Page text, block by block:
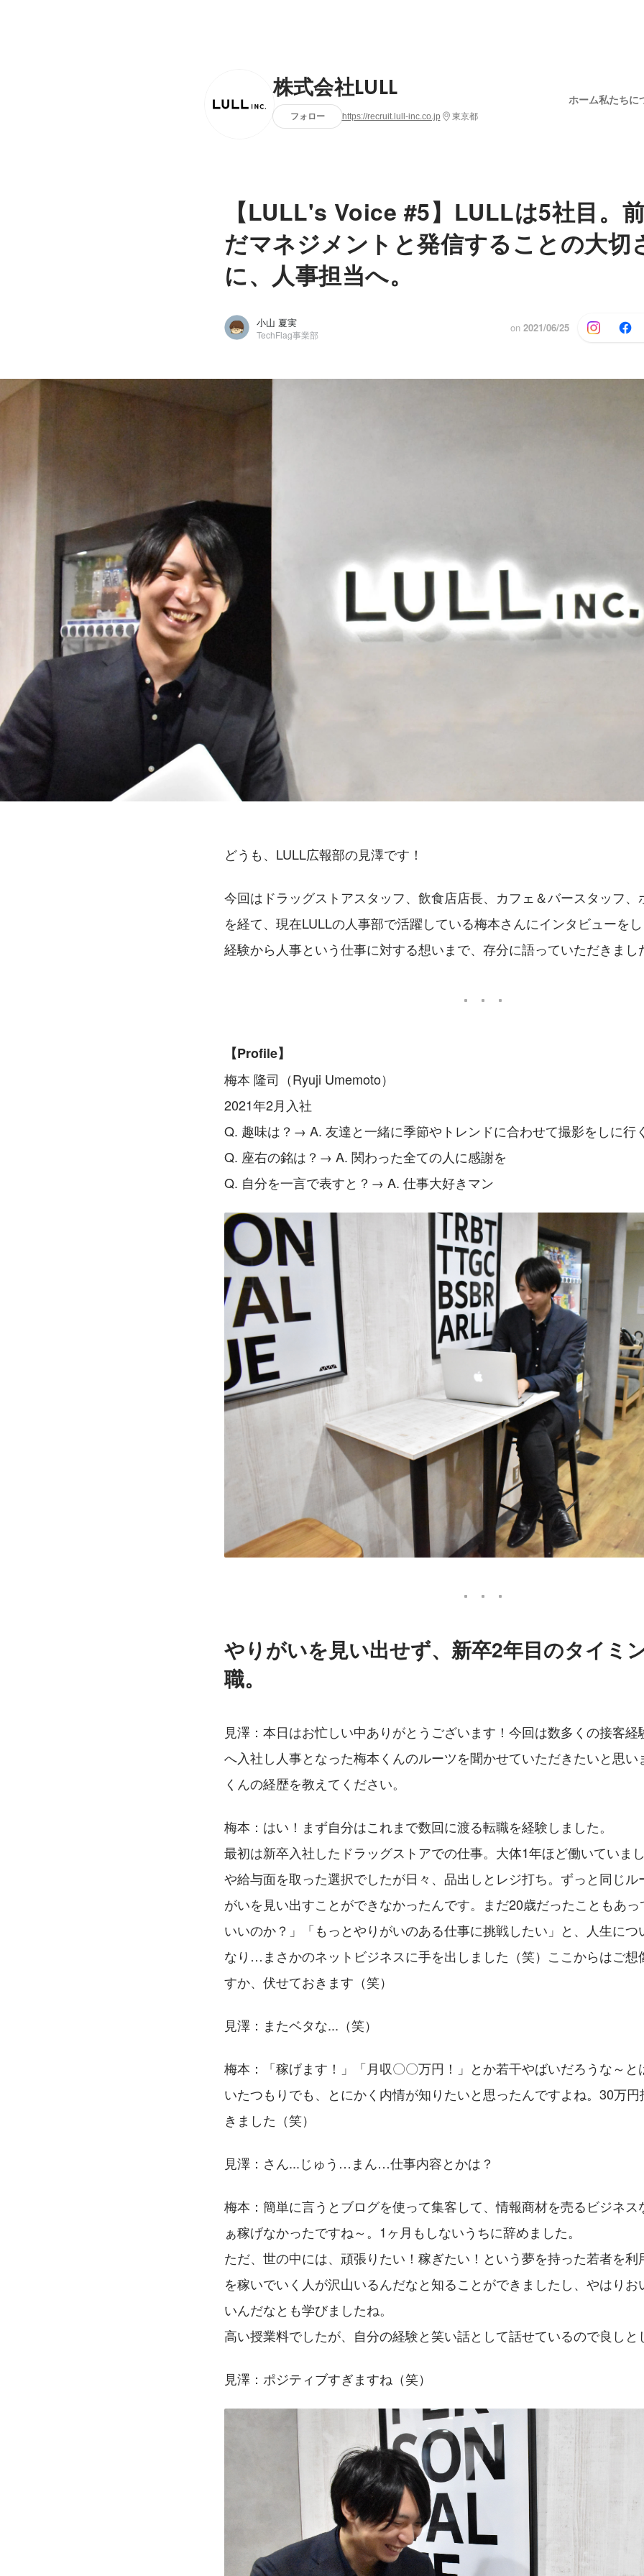
株式会社LULL
フォロー https://recruit.lull-inc.co.jp 東京都
ホーム私たちに
【LULL's Voice #5】LULLは5社目。
だマネジメントと発信することの大切
に、人事担当へ。
小山 夏実
TechFlag事業部
on 2021/06/25
どうも、LULL広報部の見澤です！
今回はドラッグストアスタッフ、飲食店店長、カフェ＆バースタッフ、
を経て、現在LULLの人事部で活躍している梅本さんにインタビューを
経験から人事という仕事に対する想いまで、存分に語っていただきまし
【Profile】
梅本 隆司（Ryuji Umemoto）
2021年2月入社
Q. 趣味は？→ A. 友達と一緒に季節やトレンドに合わせて撮影をしに行
Q. 座右の銘は？→ A. 関わった全ての人に感謝を
Q. 自分を一言で表すと？→ A. 仕事大好きマン
やりがいを見い出せず、新卒2年目のタイミ
職。
見澤：本日はお忙しい中ありがとうございます！今回は数多くの接客経
へ入社し人事となった梅本くんのルーツを聞かせていただきたいと思い
くんの経歴を教えてください。
梅本：はい！まず自分はこれまで数回に渡る転職を経験しました。
最初は新卒入社したドラッグストアでの仕事。大体1年ほど働いていま
や給与面を取った選択でしたが日々、品出しとレジ打ち。ずっと同じル
がいを見い出すことができなかったんです。まだ20歳だったこともあ
いいのか？」「もっとやりがいのある仕事に挑戦したい」と、人生につ
なり…まさかのネットビジネスに手を出しました（笑）ここからはご想
すか、伏せておきます（笑）
見澤：またベタな...（笑）
梅本：「稼げます！」「月収〇〇万円！」とか若干やばいだろうな～と
いたつもりでも、とにかく内情が知りたいと思ったんですよね。30万
きました（笑）
見澤：さん...じゅう…まん…仕事内容とかは？
梅本：簡単に言うとブログを使って集客して、情報商材を売るビジネス
ぁ稼げなかったですね～。1ヶ月もしないうちに辞めました。
ただ、世の中には、頑張りたい！稼ぎたい！という夢を持った若者を利
を稼いでいく人が沢山いるんだなと知ることができましたし、やはり
いんだなとも学びましたね。
高い授業料でしたが、自分の経験と笑い話として話せているので良しと
見澤：ポジティブすぎますね（笑）
小山 夏実
株式会社LULL / TechFlag事業部